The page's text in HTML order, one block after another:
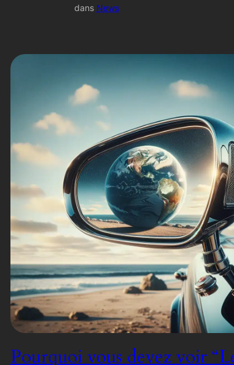
dans News
Pourquoi vous devez voir